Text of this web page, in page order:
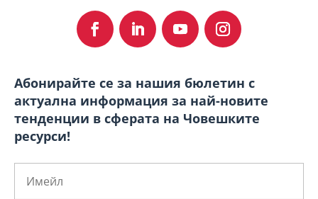
Абонирайте се за нашия бюлетин с
актуална информация за най-новите
тенденции в сферата на Човешките
ресурси!